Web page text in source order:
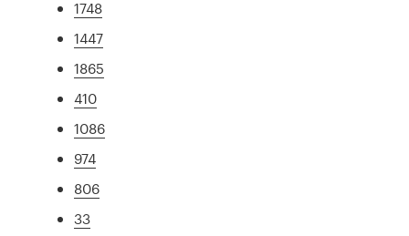
1748
1447
1865
410
1086
974
806
33